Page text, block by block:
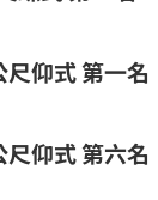
尺仰式第一名
尺仰式第六名